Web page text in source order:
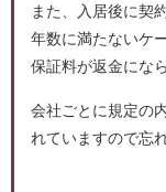
また、入居後に契
年数に満たないケ
保証料が返金にな
会社ごとに規定の
れていますので忘